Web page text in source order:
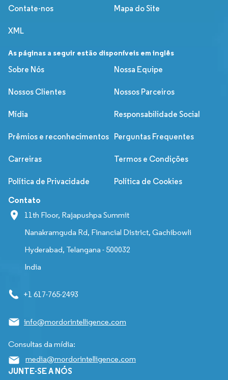
Contate-nos Mapa do Site
XML
As páginas a seguir estão disponíveis em inglês
Sobre Nós
Nossa Equipe
Nossos Clientes Nossos Parceiros
Mídia Responsabilidade Social
Prêmios e reconhecimentos Perguntas Frequentes
Carreiras Termos e Condições
Política de Privacidade Política de Cookies
Contato
11th Floor, Rajapushpa Summit
Nanakramguda Rd, Financial District, Gachibowli
Hyderabad, Telangana - 500032
India
+1 617-765-2493
info@mordorintelligence.com
Consultas da mídia:
media@mordorintelligence.com
JUNTE-SE A NÓS